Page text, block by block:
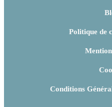
Politique de
Conditions